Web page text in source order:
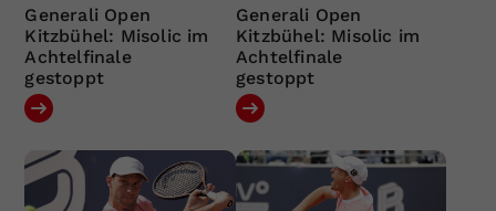
Generali Open
Kitzbühel: Misolic im
Achtelfinale
gestoppt
Generali Open
Kitzbühel: Misolic im
Achtelfinale
gestoppt